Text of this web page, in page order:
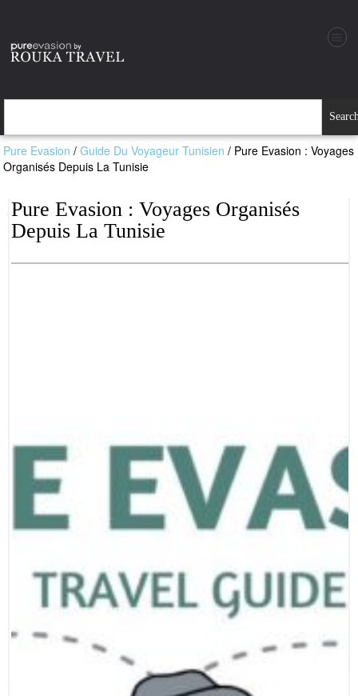
Pure Evasion /Guide Du Voyageur Tunisien / Pure Evasion : Voyages
Organisés Depuis La Tunisie
Pure Evasion : Voyages Organisés
Depuis La Tunisie